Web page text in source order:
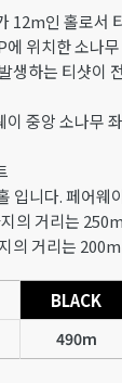
12m인 홀로서
에 위치한 소나
생하는 티샷이
이 중앙 소나무
입니다. 페어웨
의 거리는 250m
의 거리는 200m
BLACK
490m